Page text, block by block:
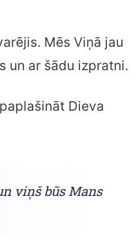
Mēs Viņā jau
un ar šādu izpratni.
Dieva
viņš būs Mans